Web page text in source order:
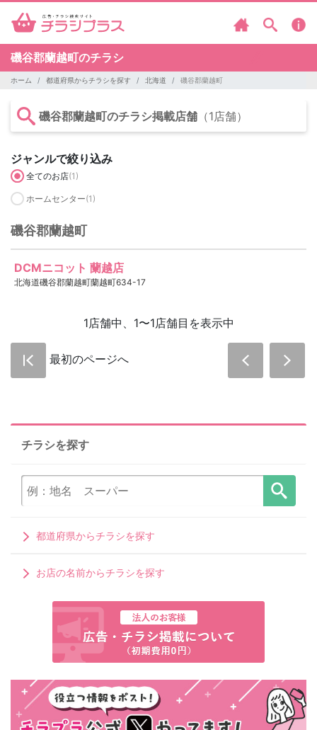
磯谷郡蘭越町のチラシ
ホーム 都道府県からチラシを探す 北海道 磯谷郡蘭越町
磯谷郡蘭越町のチラシ掲載店舗 （1店舗）
ジャンルで絞り込み
全てのお店(1)
ホームセンター(1)
磯谷郡蘭越町
DCMニコット 蘭越店
北海道磯谷郡蘭越町蘭越町634-17
1店舗中、1〜1店舗目を表示中
最初のページへ
チラシを探す
都道府県からチラシを探す
お店の名前からチラシを探す